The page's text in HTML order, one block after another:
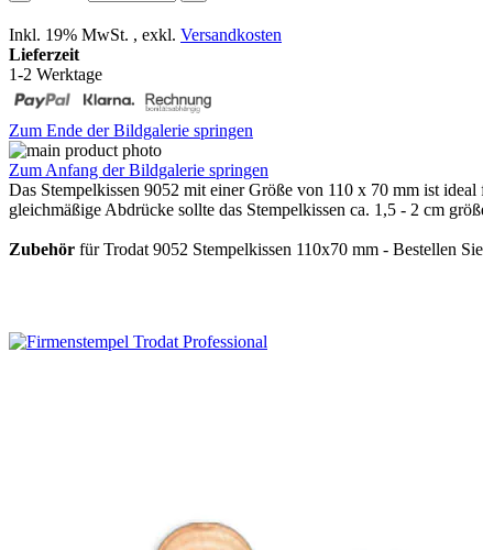
Inkl. 19% MwSt. , exkl. Versandkosten
Lieferzeit
1-2 Werktage
Zum Ende der Bildgalerie springen
Zum Anfang der Bildgalerie springen
Das Stempelkissen 9052 mit einer Größe von 110 x 70 mm ist
gleichmäßige Abdrücke sollte das Stempelkissen ca. 1,5 - 2 cm
Zubehör für Trodat 9052 Stempelkissen 110x70 mm - Bestellen